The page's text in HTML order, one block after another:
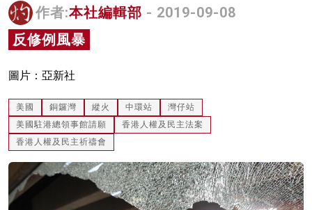
關於我們
作者:本社編輯部 - 2019-09-08
反修例風暴
圖片：亞新社
美國 銅鑼灣 縱火 中環站
灣仔站
美國駐港總領事館請願
香港人權及民主法案
香港人權及民主祈禱會